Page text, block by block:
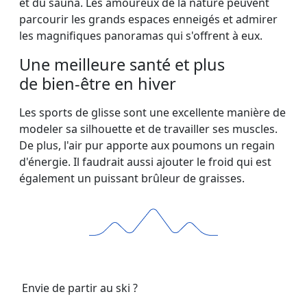
parcourir les grands espaces enneigés et admirer
les magnifiques panoramas qui s'offrent à eux.
Une meilleure santé et plus
de bien-être en hiver
Les sports de glisse sont une excellente manière de
modeler sa silhouette et de travailler ses muscles.
De plus, l'air pur apporte aux poumons un regain
d'énergie. Il faudrait aussi ajouter le froid qui est
également un puissant brûleur de graisses.
Envie de partir au ski ?